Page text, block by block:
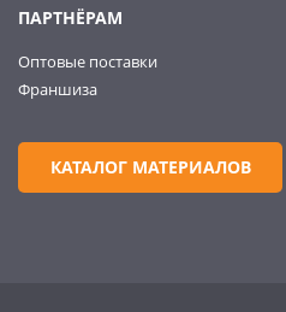
ПАРТНЁРАМ
Оптовые поставки
Франшиза
КАТАЛОГ МАТЕРИАЛОВ